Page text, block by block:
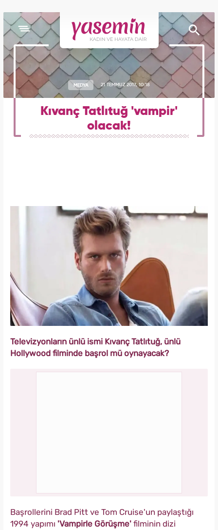
MEDYA 21 TEMMUZ 2017, 10:18
Kıvanç Tatlıtuğ 'vampir'
olacak!
Televizyonların ünlü ismi Kıvanç Tatlıtuğ, ünlü
Hollywood filminde başrol mü oynayacak?
Başrollerini Brad Pitt ve Tom Cruise'un paylaştığı
1994 yapımı 'Vampirle Görüşme' filminin dizi